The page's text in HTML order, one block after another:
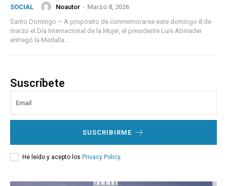
SOCIAL Noautor - Marzo 8, 2026
Santo Domingo.– A propósito de conmemorarse este domingo 8 de
marzo el Día Internacional de la Mujer, el presidente Luis Abinader
entregó la Medalla...
Suscríbete
SUSCRIBIRME
He leído y acepto los Privacy Policy.